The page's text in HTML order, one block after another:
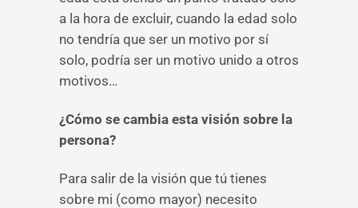
a la hora de excluir, cuando la edad solo
no tendría que ser un motivo por sí
solo, podría ser un motivo unido a otros
motivos…
¿Cómo se cambia esta visión sobre la
persona?
Para salir de la visión que tú tienes
sobre mi (como mayor) necesito